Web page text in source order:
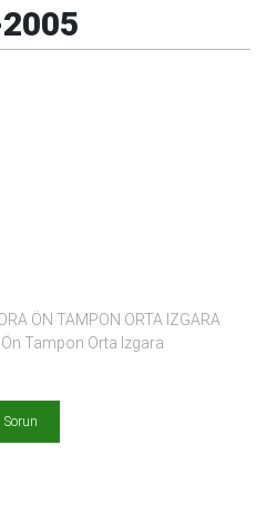
ÖN TAMPON ORTA IZGARA
Tampon Orta Izgara